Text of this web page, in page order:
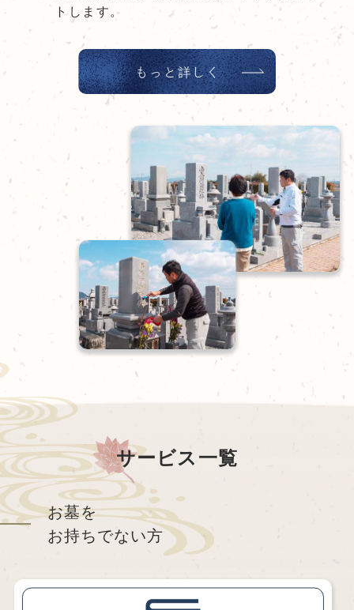
トします。
もっと詳しく
サービス一覧
お墓を
お持ちでない方